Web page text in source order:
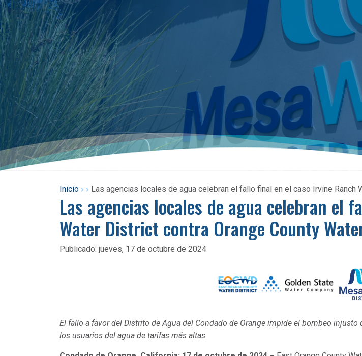
Inicio Las agencias locales de agua celebran el fallo final en el caso Irvine Ranch
Las agencias locales de agua celebran el
Water District contra Orange County
Publicado: jueves, 17 de octubre de 2024
El fallo a favor del Distrito de Agua del Condado de Orange impide el bombeo
los usuarios del agua de tarifas más altas.